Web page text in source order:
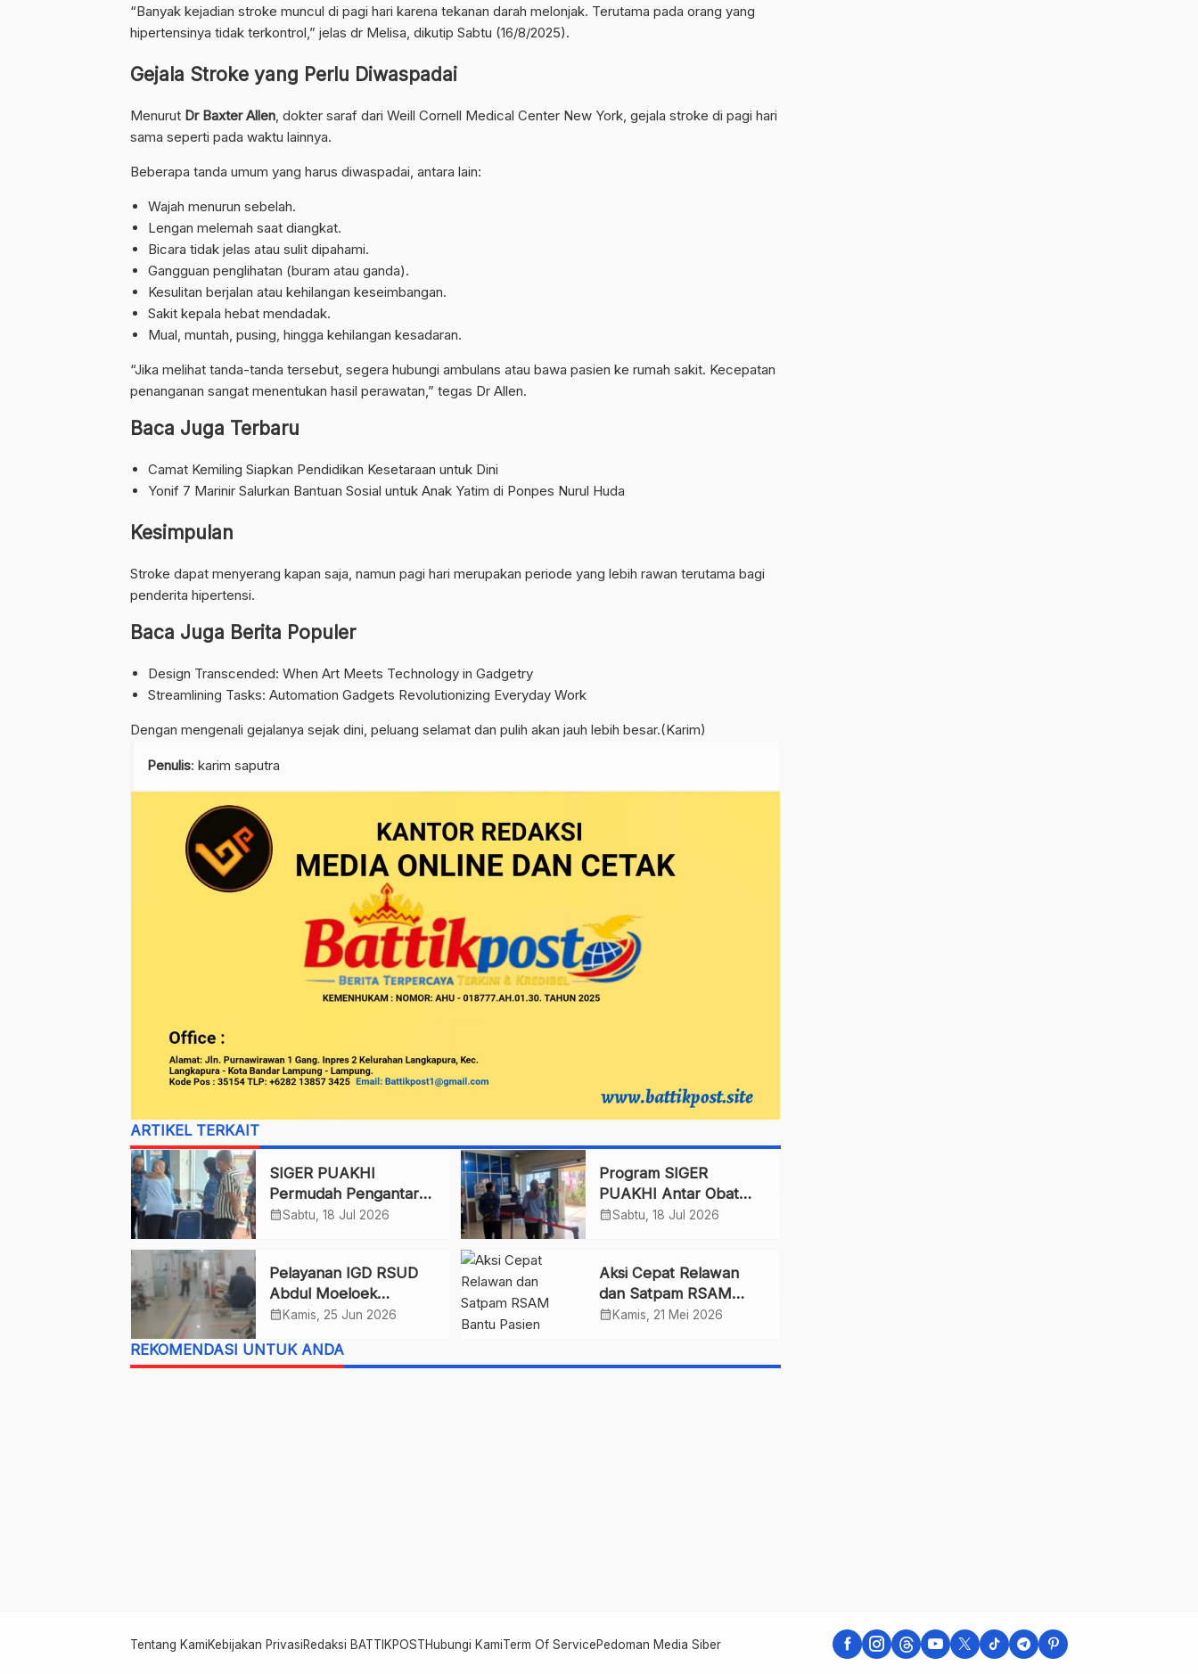
“Banyak kejadian stroke muncul di pagi hari karena tekanan darah melonjak. Terutama pada orang yang
hipertensinya tidak terkontrol,” jelas dr Melisa, dikutip Sabtu (16/8/2025).
Gejala Stroke yang Perlu Diwaspadai
Menurut Dr Baxter Allen, dokter saraf dari Weill Cornell Medical Center New York, gejala stroke di pagi hari
sama seperti pada waktu lainnya.
Beberapa tanda umum yang harus diwaspadai, antara lain:
Wajah menurun sebelah.
Lengan melemah saat diangkat.
Bicara tidak jelas atau sulit dipahami.
Gangguan penglihatan (buram atau ganda).
Kesulitan berjalan atau kehilangan keseimbangan.
Sakit kepala hebat mendadak.
Mual, muntah, pusing, hingga kehilangan kesadaran.
“Jika melihat tanda-tanda tersebut, segera hubungi ambulans atau bawa pasien ke rumah sakit. Kecepatan
penanganan sangat menentukan hasil perawatan,” tegas Dr Allen.
Baca Juga Terbaru
Camat Kemiling Siapkan Pendidikan Kesetaraan untuk Dini
Yonif 7 Marinir Salurkan Bantuan Sosial untuk Anak Yatim di Ponpes Nurul Huda
Kesimpulan
Stroke dapat menyerang kapan saja, namun pagi hari merupakan periode yang lebih rawan terutama bagi
penderita hipertensi.
Baca Juga Berita Populer
Design Transcended: When Art Meets Technology in Gadgetry
Streamlining Tasks: Automation Gadgets Revolutionizing Everyday Work
Dengan mengenali gejalanya sejak dini, peluang selamat dan pulih akan jauh lebih besar.(Karim)
Penulis: karim saputra
ARTIKEL TERKAIT
SIGER PUAKHI
Permudah Pengantaran
Obat Pasien di Bandar
calendar_monthSabtu, 18 Jul 2026
Program SIGER
PUAKHI Antar Obat
Pasien Bersama URC
calendar_monthSabtu, 18 Jul 2026
Pelayanan IGD RSUD
Abdul Moeloek
Dikeluhkan Lambat
calendar_month Kamis, 25 Jun 2026
Aksi Cepat Relawan
dan Satpam RSAM
Bantu Pasien
calendar_month Kamis, 21 Mei 2026
REKOMENDASI UNTUK ANDA
Tentang KamiKebijakan PrivasiRedaksi BATTIKPOSTHubungi KamiTerm Of ServicePedoman Media Siber